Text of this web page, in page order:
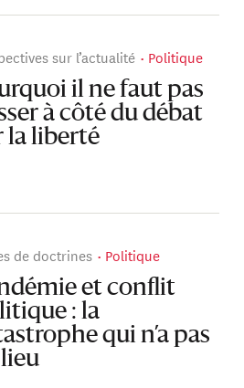
sur l’actualité Politique
il ne faut pas
à côté du débat
la liberté
de doctrines Politique
et conflit
: la
qui n’a pas